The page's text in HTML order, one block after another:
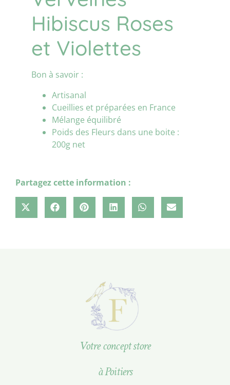
Hibiscus Roses
et Violettes
Bon à savoir :
Artisanal
Cueillies et préparées en France
Mélange équilibré
Poids des Fleurs dans une boite :
200g net
Partagez cette information :
Votre concept store
à Poitiers